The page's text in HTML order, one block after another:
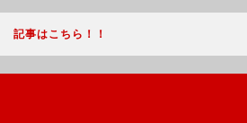
記事はこちら！！